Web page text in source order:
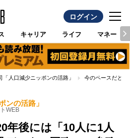
ログイン
キャリア ライフ マネー
「人口減少ニッポンの活路」 今のペースだと
ンの活路」
WEB
年後には「10人に1人